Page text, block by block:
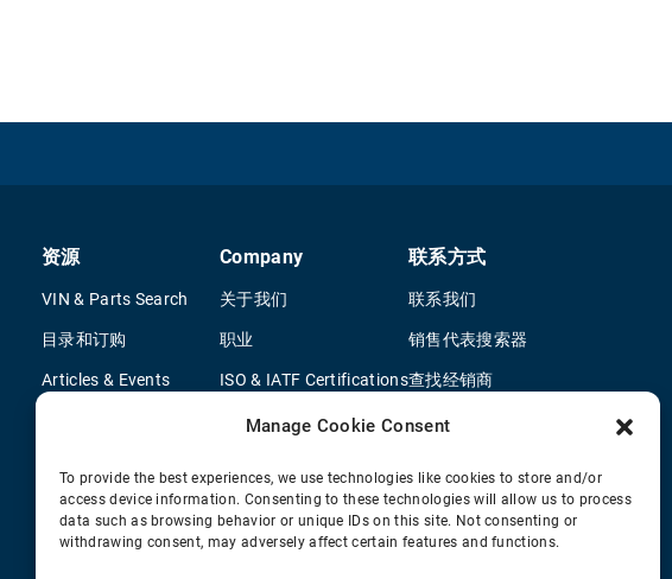
Manage Cookie Consent
To provide the best experiences, we use technologies like cookies to store and/or
access device information. Consenting to these technologies will allow us to process
data such as browsing behavior or unique IDs on this site. Not consenting or
withdrawing consent, may adversely affect certain features and functions.
资源
VIN & Parts Search
目录和订购
Articles & Events
Company
关于我们
职业
ISO & IATF Certifications
供应商信息
Environmental Policy
Legal Notice
联系方式
联系我们
销售代表搜索器
查找经销商
OEM 卡车经销商